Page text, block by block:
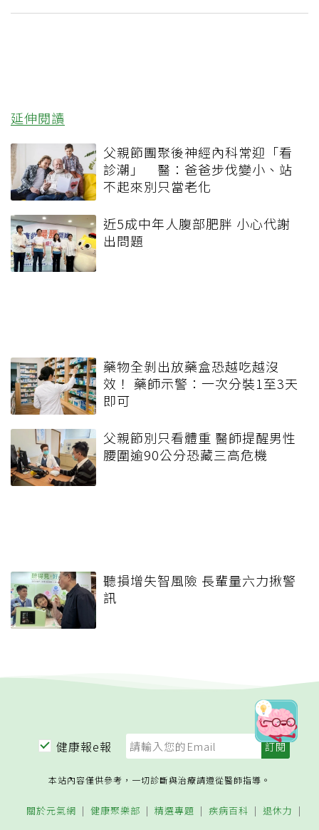
延伸閱讀
父親節團聚後神經內科常迎「看
診潮」 醫：爸爸步伐變小、站
不起來別只當老化
近5成中年人腹部肥胖 小心代謝
出問題
藥物全剝出放藥盒恐越吃越沒
效！ 藥師示警：一次分裝1至3天
即可
父親節別只看體重 醫師提醒男性
腰圍逾90公分恐藏三高危機
聽損增失智風險 長輩量六力揪警
訊
健康報e報
本站內容僅供參考，一切診斷與治療請遵從醫師指導。
關於元氣網 健康聚樂部 精選專題 疾病百科
退休力